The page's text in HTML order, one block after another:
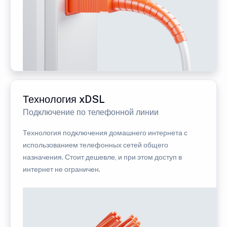
Технология xDSL
Подключение по телефонной линии
Технология подключения домашнего интернета с
использованием телефонных сетей общего
назначения. Стоит дешевле, и при этом доступ в
интернет не ограничен.